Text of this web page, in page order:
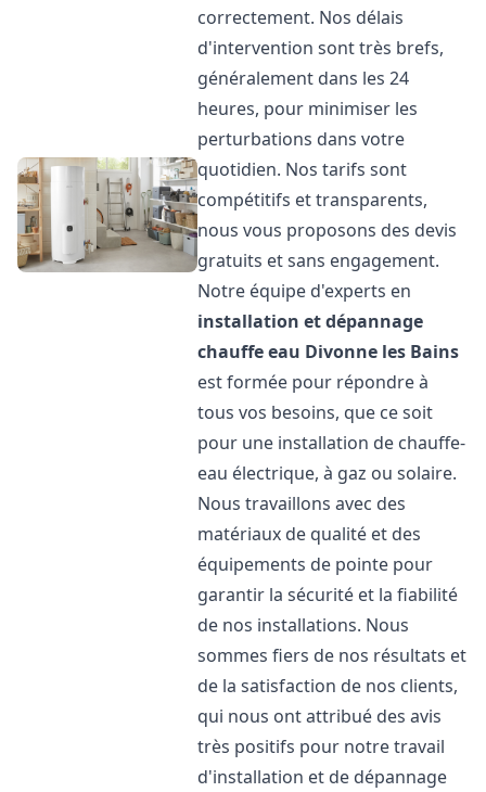
correctement. Nos délais
d'intervention sont très brefs,
généralement dans les 24
heures, pour minimiser les
perturbations dans votre
quotidien. Nos tarifs sont
compétitifs et transparents,
nous vous proposons des devis
gratuits et sans engagement.
Notre équipe d'experts en
installation et dépannage
chauffe eau Divonne les Bains
est formée pour répondre à
tous vos besoins, que ce soit
pour une installation de chauffe-
eau électrique, à gaz ou solaire.
Nous travaillons avec des
matériaux de qualité et des
équipements de pointe pour
garantir la sécurité et la fiabilité
de nos installations. Nous
sommes fiers de nos résultats et
de la satisfaction de nos clients,
qui nous ont attribué des avis
très positifs pour notre travail
d'installation et de dépannage